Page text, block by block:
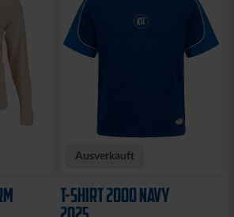
Ausverkauft
T-SHIRT 2000 NAVY